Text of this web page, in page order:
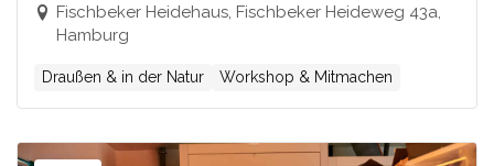
Fischbeker Heidehaus, Fischbeker Heideweg 43a,
Hamburg
Draußen & in der Natur Workshop & Mitmachen